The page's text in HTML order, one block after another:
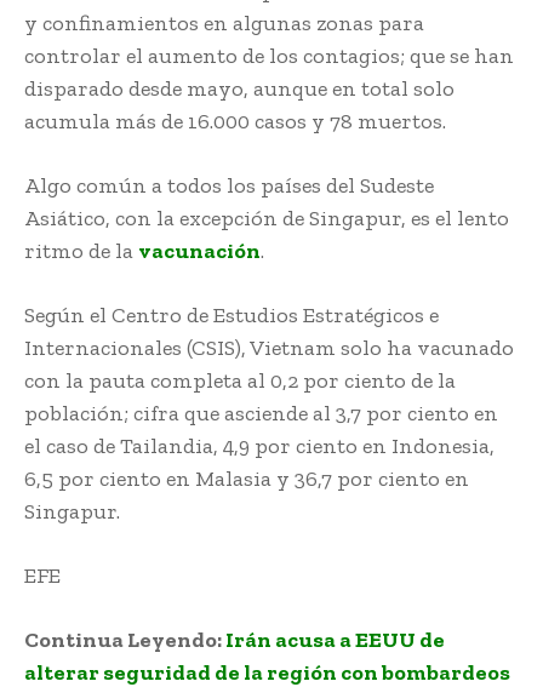
y confinamientos en algunas zonas para
controlar el aumento de los contagios; que se han
disparado desde mayo, aunque en total solo
acumula más de 16.000 casos y 78 muertos.
Algo común a todos los países del Sudeste
Asiático, con la excepción de Singapur, es el lento
ritmo de la vacunación.
Según el Centro de Estudios Estratégicos e
Internacionales (CSIS), Vietnam solo ha vacunado
con la pauta completa al 0,2 por ciento de la
población; cifra que asciende al 3,7 por ciento en
el caso de Tailandia, 4,9 por ciento en Indonesia,
6,5 por ciento en Malasia y 36,7 por ciento en
Singapur.
EFE
Continua Leyendo:Irán acusa a EEUU de
alterar seguridad de la región con bombardeos